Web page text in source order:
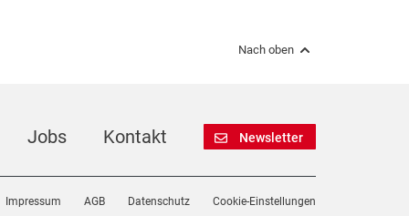
Nach oben
Jobs Kontakt Newsletter
Impressum AGB Datenschutz Cookie-Einstellungen